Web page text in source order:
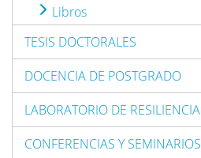
Libros
TESIS DOCTORALES
DOCENCIA DE POSTGRADO
LABORATORIO DE RESILIENCIA
CONFERENCIAS Y SEMINARIOS